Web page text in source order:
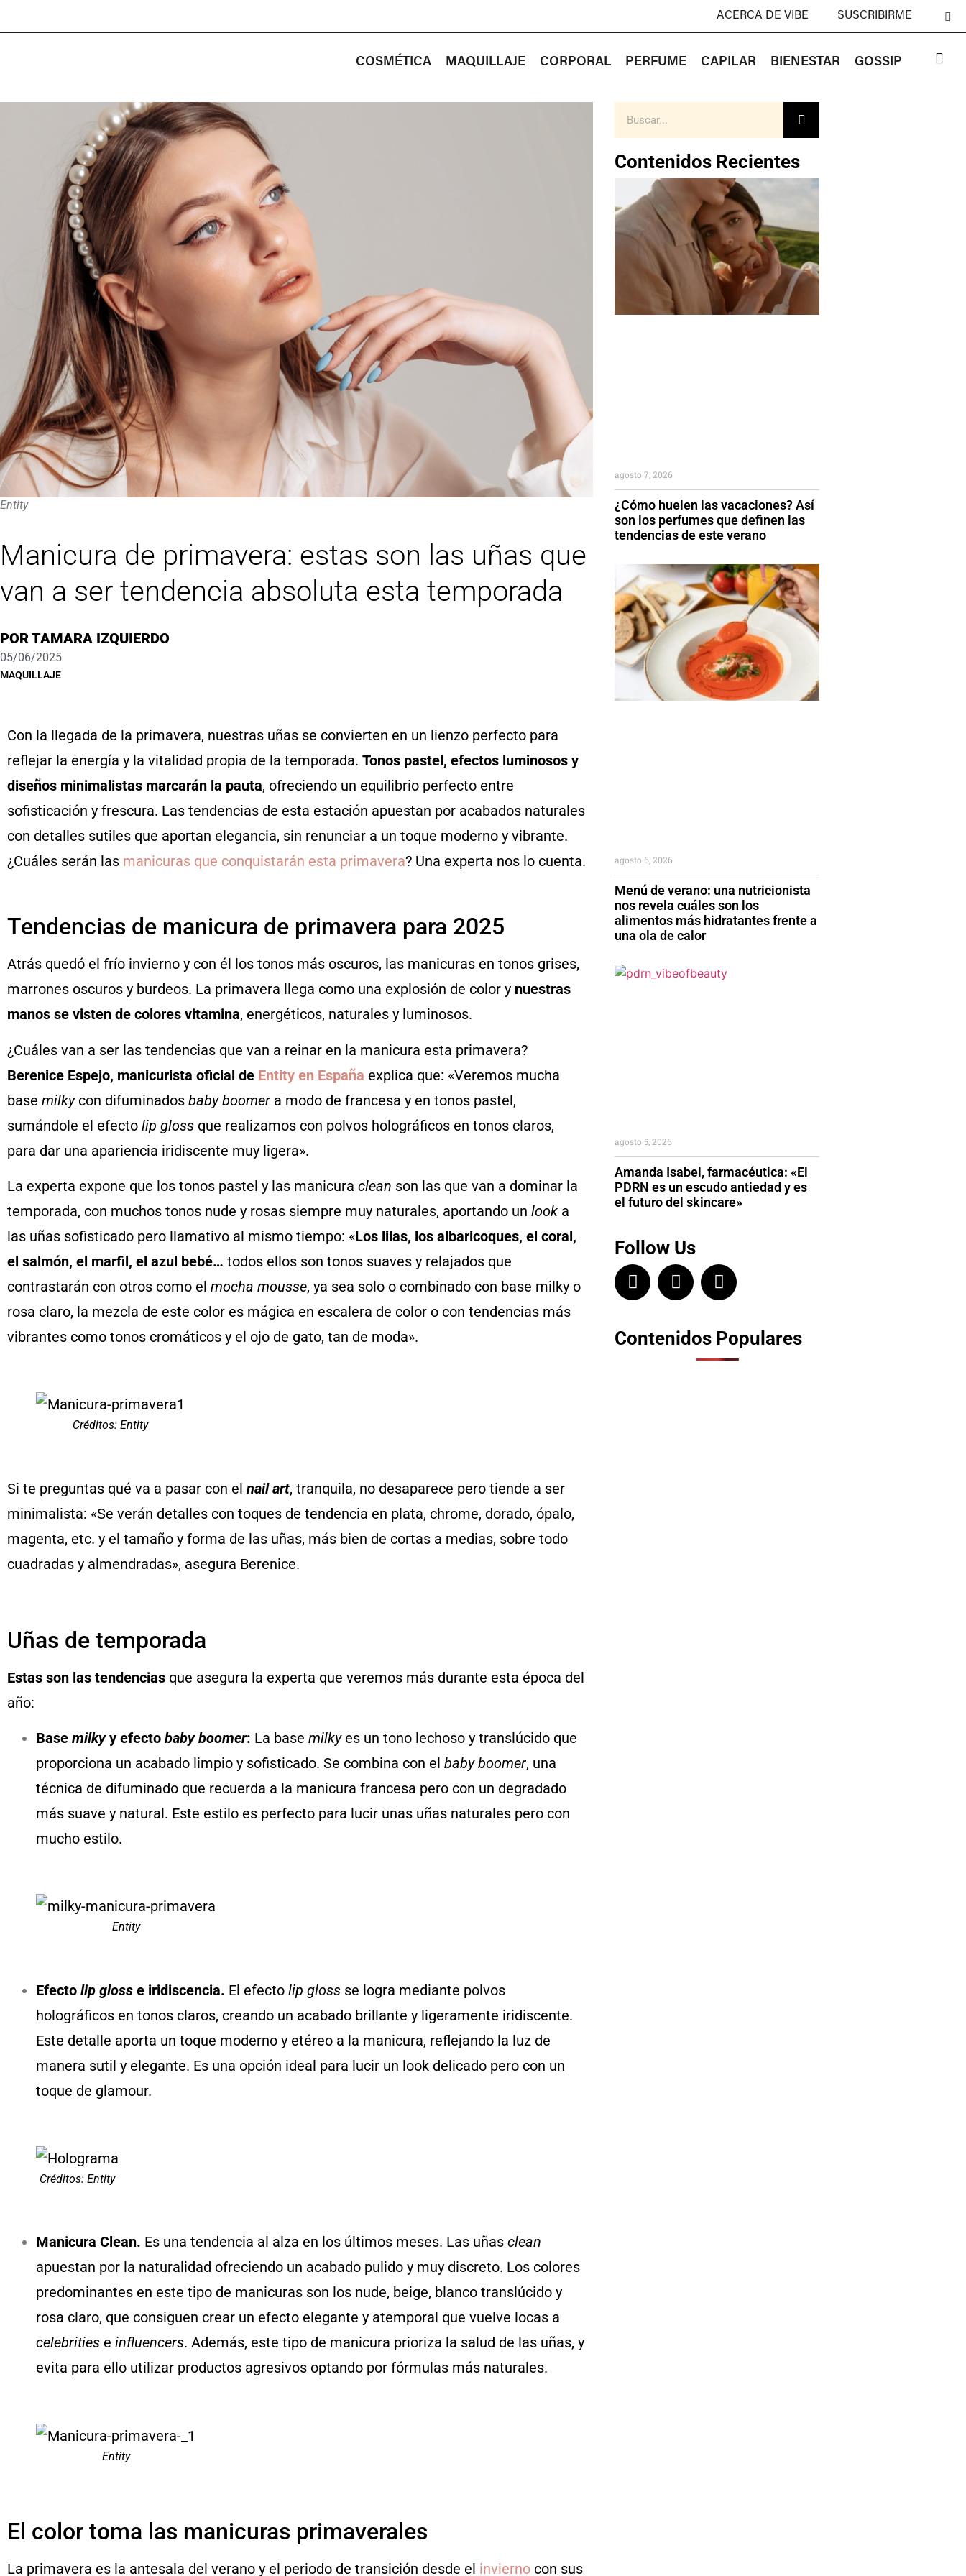
ACERCA DE VIBE SUSCRIBIRME
COSMÉTICA MAQUILLAJE CORPORAL PERFUME CAPILAR BIENESTAR GOSSIP
Entity
Manicura de primavera: estas son las uñas que
van a ser tendencia absoluta esta temporada
PORTAMARA IZQUIERDO
05/06/2025
MAQUILLAJE
Con la llegada de la primavera, nuestras uñas se convierten en un lienzo perfecto para
reflejar la energía y la vitalidad propia de la temporada. Tonos pastel, efectos luminosos y
diseños minimalistas marcarán la pauta, ofreciendo un equilibrio perfecto entre
sofisticación y frescura. Las tendencias de esta estación apuestan por acabados naturales
con detalles sutiles que aportan elegancia, sin renunciar a un toque moderno y vibrante.
¿Cuáles serán las manicuras que conquistarán esta primavera? Una experta nos lo cuenta.
Tendencias de manicura de primavera para 2025
Atrás quedó el frío invierno y con él los tonos más oscuros, las manicuras en tonos grises,
marrones oscuros y burdeos. La primavera llega como una explosión de color y nuestras
manos se visten de colores vitamina, energéticos, naturales y luminosos.
¿Cuáles van a ser las tendencias que van a reinar en la manicura esta primavera?
Berenice Espejo, manicurista oficial de Entity en España explica que: «Veremos mucha
base milkycon difuminados baby boomer a modo de francesa y en tonos pastel,
sumándole el efecto lip gloss que realizamos con polvos holográficos en tonos claros,
para dar una apariencia iridiscente muy ligera».
La experta expone que los tonos pastel y las manicura clean son las que van a dominar la
temporada, con muchos tonos nude y rosas siempre muy naturales, aportando un look a
las uñas sofisticado pero llamativo al mismo tiempo: «Los lilas, los albaricoques, el coral,
el salmón, el marfil, el azul bebé… todos ellos son tonos suaves y relajados que
contrastarán con otros como el mocha mousse, ya sea solo o combinado con base milky o
rosa claro, la mezcla de este color es mágica en escalera de color o con tendencias más
vibrantes como tonos cromáticos y el ojo de gato, tan de moda».
Créditos: Entity
Si te preguntas qué va a pasar con el nail art, tranquila, no desaparece pero tiende a ser
minimalista: «Se verán detalles con toques de tendencia en plata, chrome, dorado, ópalo,
magenta, etc. y el tamaño y forma de las uñas, más bien de cortas a medias, sobre todo
cuadradas y almendradas», asegura Berenice.
Uñas de temporada
Estas son las tendencias que asegura la experta que veremos más durante esta época del
año:
Base milkyy efecto baby boomer: La base milkyes un tono lechoso y translúcido que
proporciona un acabado limpio y sofisticado. Se combina con el baby boomer, una
técnica de difuminado que recuerda a la manicura francesa pero con un degradado
más suave y natural. Este estilo es perfecto para lucir unas uñas naturales pero con
mucho estilo.
Entity
Efecto lip gloss e iridiscencia. El efecto lip gloss se logra mediante polvos
holográficos en tonos claros, creando un acabado brillante y ligeramente iridiscente.
Este detalle aporta un toque moderno y etéreo a la manicura, reflejando la luz de
manera sutil y elegante. Es una opción ideal para lucir un look delicado pero con un
toque de glamour.
Créditos: Entity
Manicura Clean. Es una tendencia al alza en los últimos meses. Las uñas clean
apuestan por la naturalidad ofreciendo un acabado pulido y muy discreto. Los colores
predominantes en este tipo de manicuras son los nude, beige, blanco translúcido y
rosa claro, que consiguen crear un efecto elegante y atemporal que vuelve locas a
celebrities e influencers. Además, este tipo de manicura prioriza la salud de las uñas, y
evita para ello utilizar productos agresivos optando por fórmulas más naturales.
Entity
El color toma las manicuras primaverales
La primavera es la antesala del verano y el periodo de transición desde el invierno con sus
Contenidos Recientes
¿Cómo huelen las vacaciones? Así
son los perfumes que definen las
tendencias de este verano
agosto 7, 2026
Menú de verano: una nutricionista
nos revela cuáles son los
alimentos más hidratantes frente a
una ola de calor
agosto 6, 2026
Amanda Isabel, farmacéutica: «El
PDRN es un escudo antiedad y es
el futuro del skincare»
agosto 5, 2026
Follow Us
Contenidos Populares